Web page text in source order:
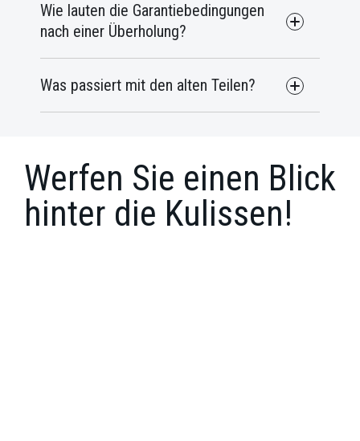
Wie lauten die Garantiebedingungen
nach einer Überholung?
Was passiert mit den alten Teilen?
Werfen Sie einen Blick
hinter die Kulissen!